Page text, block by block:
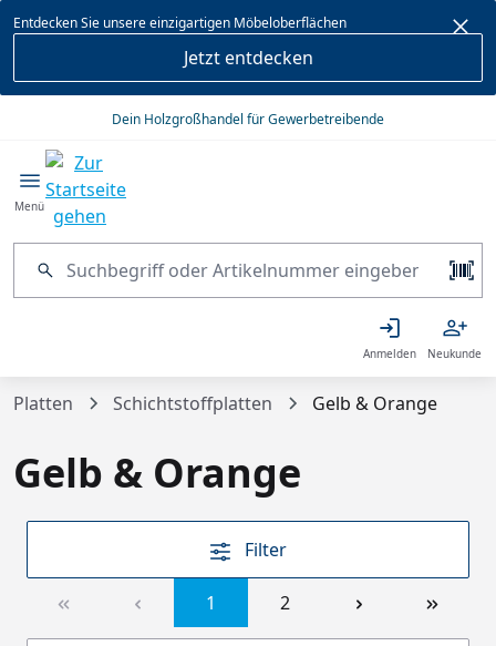
springen
Entdecken Sie unsere einzigartigen Möbeloberflächen
Jetzt entdecken
Dein Holzgroßhandel für Gewerbetreibende
Menü
Anmelden Neukunde
Platten Schichtstoffplatten Gelb & Orange
Gelb & Orange
Filter
1 2